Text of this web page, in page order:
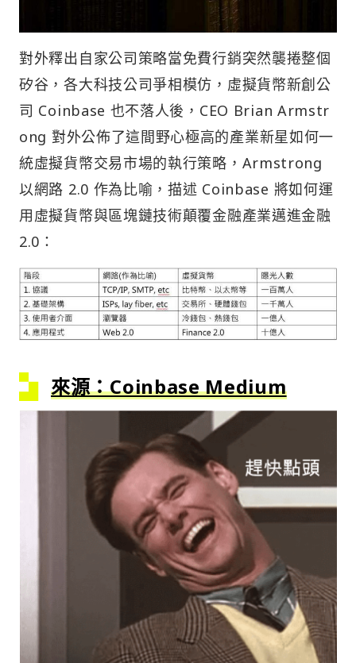
對外釋出自家公司策略當免費行銷突然襲捲整個
矽谷，各大科技公司爭相模仿，虛擬貨幣新創公
司 Coinbase 也不落人後，CEO Brian Armstr
ong 對外公佈了這間野心極高的產業新星如何一
統虛擬貨幣交易市場的執行策略，Armstrong
以網路 2.0 作為比喻，描述 Coinbase 將如何運
用虛擬貨幣與區塊鏈技術顛覆金融產業邁進金融
2.0：
來源：Coinbase Medium